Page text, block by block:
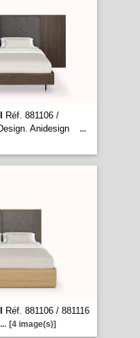
Réf. 881106 /
Anidesign
...
Réf. 881106 / 881116
... [4 image(s)]